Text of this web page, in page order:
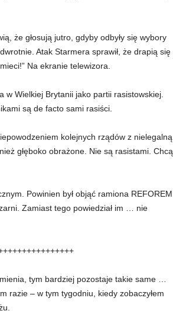
że głosują jutro, gdyby odbyły się wybory
Atak Starmera sprawił, że drapią się
Na ekranie telewizora.
Wielkiej Brytanii jako partii rasistowskiej.
są de facto sami rasiści.
kolejnych rządów z nielegalną
głęboko obrażone. Nie są rasistami. Chcą
Powinien był objąć ramiona REFOREM
Zamiast tego powiedział im … nie
tym bardziej pozostaje takie same …
razie – w tym tygodniu, kiedy zobaczyłem